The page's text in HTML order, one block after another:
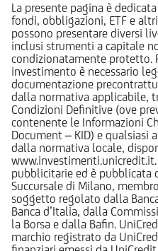
La presente pagina è
fondi, obbligazioni, ETF e
possono presentare diversi
inclusi strumenti a capitale
condizionatamente protetto.
investimento è necessario
documentazione
dalla normativa applicabile,
Condizioni Definitive (ove
contenente le Informazioni
Document – KID) e qualsiasi
dalla normativa locale,
pubblicitarie ed è pubblicata
Succursale di Milano,
soggetto regolato dalla
Banca d’Italia, dalla
la Borsa e dalla Bafin.
marchio registrato da